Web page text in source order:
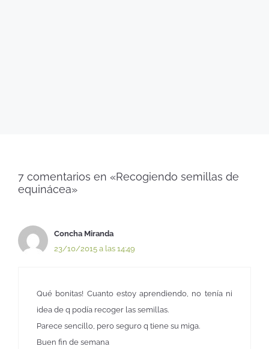
7 comentarios en «Recogiendo semillas de
equinácea»
Concha Miranda
23/10/2015 a las 14:49
Qué bonitas! Cuanto estoy aprendiendo, no tenía ni
idea de q podía recoger las semillas.
Parece sencillo, pero seguro q tiene su miga.
Buen fin de semana